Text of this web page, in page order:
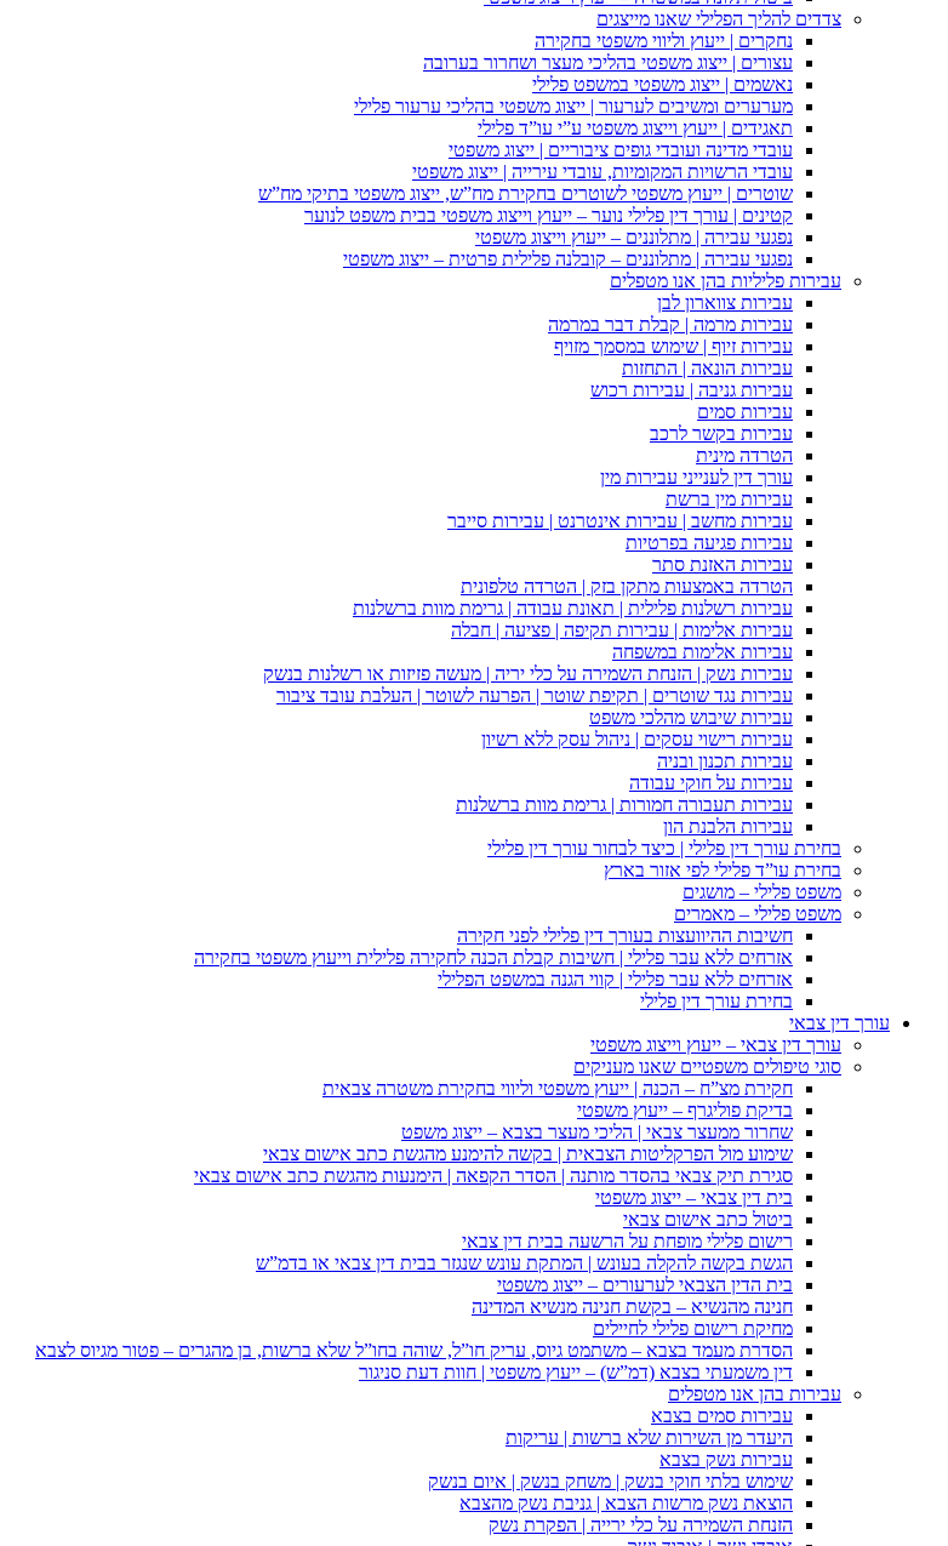
צדדים להליך הפלילי שאנו מייצגים
נחקרים | ייעוץ וליווי משפטי בחקירה
עצורים | ייצוג משפטי בהליכי מעצר ושחרור בערובה
נאשמים | ייצוג משפטי במשפט פלילי
מערערים ומשיבים לערעור | ייצוג משפטי בהליכי ערעור פלילי
תאגידים | ייעוץ וייצוג משפטי ע”י עו”ד פלילי
עובדי מדינה ועובדי גופים ציבוריים | ייצוג משפטי
עובדי הרשויות המקומיות, עובדי עירייה | ייצוג משפטי
שוטרים | ייעוץ משפטי לשוטרים בחקירת מח”ש, ייצוג משפטי בתיקי מח”ש
קטינים | עורך דין פלילי נוער – ייעוץ וייצוג משפטי בבית משפט לנוער
נפגעי עבירה | מתלוננים – ייעוץ וייצוג משפטי
נפגעי עבירה | מתלוננים – קובלנה פלילית פרטית – ייצוג משפטי
עבירות פליליות בהן אנו מטפלים
עבירות צווארון לבן
עבירות מרמה | קבלת דבר במרמה
עבירות זיוף | שימוש במסמך מזויף
עבירות הונאה | התחזות
עבירות גניבה | עבירות רכוש
עבירות סמים
עבירות בקשר לרכב
הטרדה מינית
עורך דין לענייני עבירות מין
עבירות מין ברשת
עבירות מחשב | עבירות אינטרנט | עבירות סייבר
עבירות פגיעה בפרטיות
עבירות האזנת סתר
הטרדה באמצעות מתקן בזק | הטרדה טלפונית
עבירות רשלנות פלילית | תאונת עבודה | גרימת מוות ברשלנות
עבירות אלימות | עבירות תקיפה | פציעה | חבלה
עבירות אלימות במשפחה
עבירות נשק | הזנחת השמירה על כלי יריה | מעשה פזיזות או רשלנות בנשק
עבירות נגד שוטרים | תקיפת שוטר | הפרעה לשוטר | העלבת עובד ציבור
עבירות שיבוש מהלכי משפט
עבירות רישוי עסקים | ניהול עסק ללא רשיון
עבירות תכנון ובניה
עבירות על חוקי עבודה
עבירות תעבורה חמורות | גרימת מוות ברשלנות
עבירות הלבנת הון
בחירת עורך דין פלילי | כיצד לבחור עורך דין פלילי
בחירת עו”ד פלילי לפי אזור בארץ
משפט פלילי – מושגים
משפט פלילי – מאמרים
חשיבות ההיוועצות בעורך דין פלילי לפני חקירה
אזרחים ללא עבר פלילי | חשיבות קבלת הכנה לחקירה פלילית וייעוץ משפטי בחקירה
אזרחים ללא עבר פלילי | קווי הגנה במשפט הפלילי
בחירת עורך דין פלילי
עורך דין צבאי
עורך דין צבאי – ייעוץ וייצוג משפטי
סוגי טיפולים משפטיים שאנו מעניקים
חקירת מצ”ח – הכנה | ייעוץ משפטי וליווי בחקירת משטרה צבאית
בדיקת פוליגרף – ייעוץ משפטי
שחרור ממעצר צבאי | הליכי מעצר בצבא – ייצוג משפט
שימוע מול הפרקליטות הצבאית | בקשה להימנע מהגשת כתב אישום צבאי
סגירת תיק צבאי בהסדר מותנה | הסדר הקפאה | הימנעות מהגשת כתב אישום צבאי
בית דין צבאי – ייצוג משפטי
ביטול כתב אישום צבאי
רישום פלילי מופחת על הרשעה בבית דין צבאי
הגשת בקשה להקלה בעונש | המתקת עונש שנגזר בבית דין צבאי או בדמ”ש
בית הדין הצבאי לערעורים – ייצוג משפטי
חנינה מהנשיא – בקשת חנינה מנשיא המדינה
מחיקת רישום פלילי לחיילים
הסדרת מעמד בצבא – משתמט גיוס, עריק חו”ל, שוהה בחו”ל שלא ברשות, בן מהגרים – פטור מגיוס לצבא
דין משמעתי בצבא (דמ”ש) – ייעוץ משפטי | חוות דעת סניגור
עבירות בהן אנו מטפלים
עבירות סמים בצבא
היעדר מן השירות שלא ברשות | עריקות
עבירות נשק בצבא
שימוש בלתי חוקי בנשק | משחק בנשק | איום בנשק
הוצאת נשק מרשות הצבא | גניבת נשק מהצבא
הזנחת השמירה על כלי ירייה | הפקרת נשק